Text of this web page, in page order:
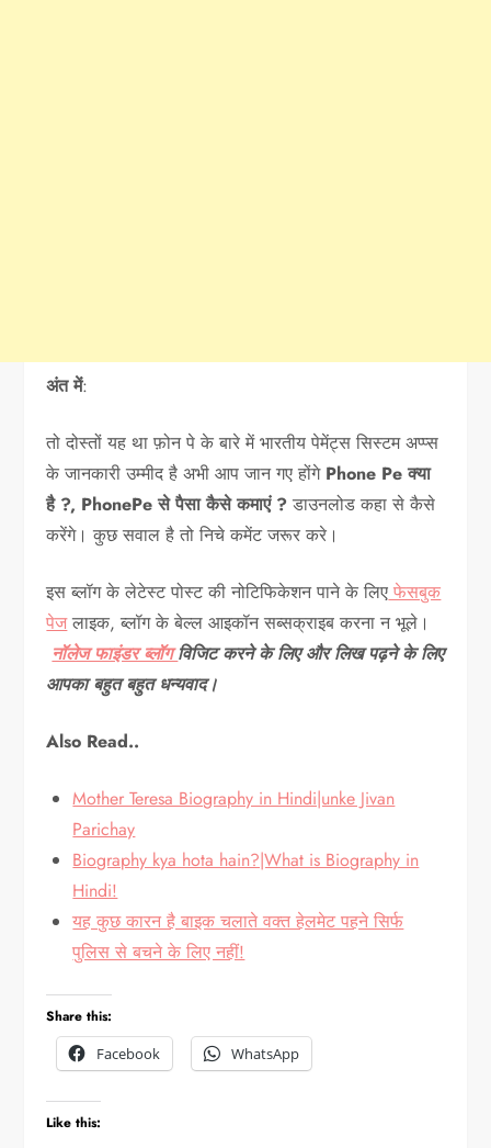
अंत में:
तो दोस्तों यह था फ़ोन पे के बारे में भारतीय पेमेंट्स सिस्टम अप्प्स
के जानकारी उम्मीद है अभी आप जान गए होंगे Phone Pe क्या
है ?, PhonePe से पैसा कैसे कमाएं ? डाउनलोड कहा से कैसे
करेंगे। कुछ सवाल है तो निचे कमेंट जरूर करे।
इस ब्लॉग के लेटेस्ट पोस्ट की नोटिफिकेशन पाने के लिए फेसबुक
पेजलाइक, ब्लॉग के बेल्ल आइकॉन सब्सक्राइब करना न भूले।
नॉलेज फाइंडर ब्लॉगविजिट करने के लिए और लिख पढ़ने के लिए
आपका बहुत बहुत धन्यवाद।
Also Read..
Mother Teresa Biography in Hindi|unke Jivan
Parichay
Biography kya hota hain?|What is Biography in
Hindi!
यह कुछ कारन है बाइक चलाते वक्त हेलमेट पहने सिर्फ
पुलिस से बचने के लिए नहीं!
Share this:
Facebook
WhatsApp
Like this: